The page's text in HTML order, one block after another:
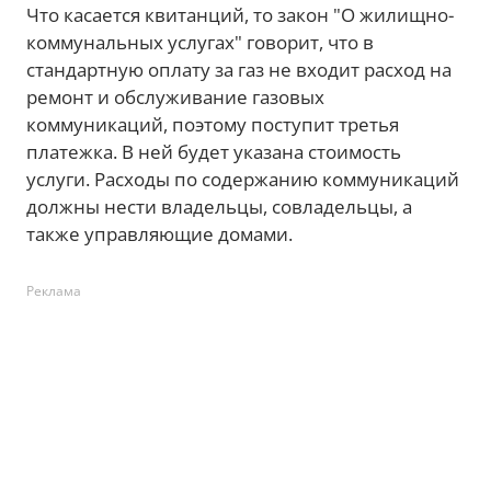
Что касается квитанций, то закон "О жилищно-
коммунальных услугах" говорит, что в
стандартную оплату за газ не входит расход на
ремонт и обслуживание газовых
коммуникаций, поэтому поступит третья
платежка. В ней будет указана стоимость
услуги. Расходы по содержанию коммуникаций
должны нести владельцы, совладельцы, а
также управляющие домами.
Реклама